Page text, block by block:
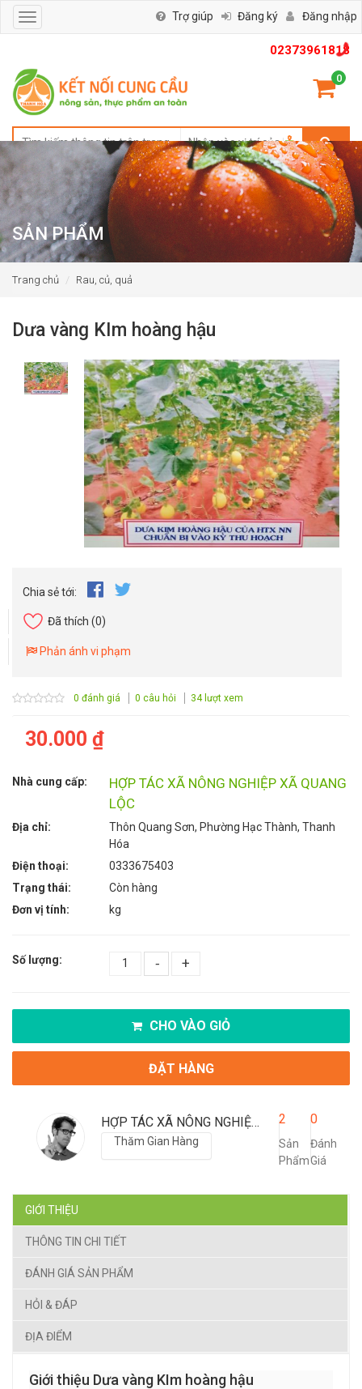
02373961818
0
Toggle
navigation
Trợ giúp Đăng ký Đăng nhập
SẢN PHẨM
Trang chủ Rau, củ, quả
Dưa vàng KIm hoàng hậu
Chia sẻ tới:
Đã thích (0)
Phản ánh vi phạm
0 đánh giá 0 câu hỏi 34 lượt xem
30.000 ₫
Nhà cung cấp:
HỢP TÁC XÃ NÔNG NGHIỆP XÃ QUANG
LỘC
Địa chỉ:
Thôn Quang Sơn, Phường Hạc Thành, Thanh
Hóa
Điện thoại:
0333675403
Trạng thái:
Còn hàng
Đơn vị tính:
kg
Số lượng: - +
CHO VÀO GIỎ
ĐẶT HÀNG
HỢP TÁC XÃ NÔNG NGHIỆP XÃ QUANG LỘC
Thăm Gian Hàng
2
Sản
Phẩm
0
Đánh
Giá
GIỚI THIỆU
THÔNG TIN CHI TIẾT
ĐÁNH GIÁ SẢN PHẨM
HỎI & ĐÁP
ĐỊA ĐIỂM
Giới thiệu Dưa vàng KIm hoàng hậu